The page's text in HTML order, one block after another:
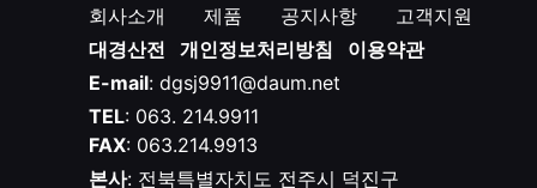
회사소개 제품 공지사항
고객지원
대경산전
개인정보처리방침
이용약관
E-mail: dgsj9911@daum.net
TEL: 063. 214.9911
FAX: 063.214.9913
본사: 전북특별자치도 전주시 덕진구